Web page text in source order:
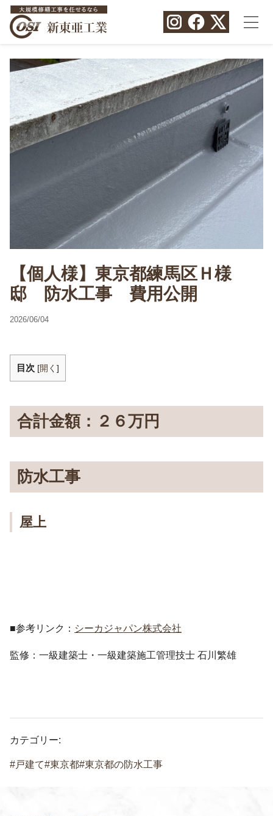
【個人様】東京都練馬区Ｈ様
邸 防水工事 費用公開
2026/06/04
目次 [開く ]
合計金額：２６万円
防水工事
屋上
■参考リンク： シーカジャパン株式会社
監修：一級建築士・一級建築施工管理技士 石川繁雄
カテゴリー:
戸建て 東京都 東京都の防水工事